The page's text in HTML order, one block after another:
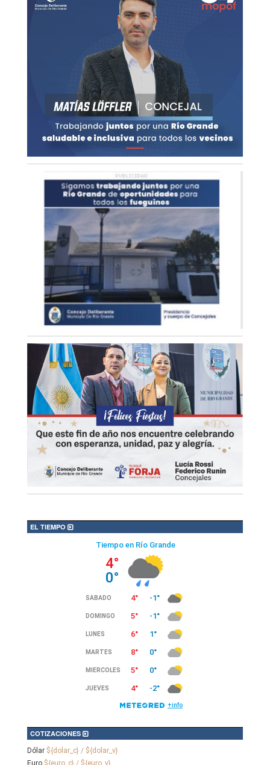
EL TIEMPO
COTIZACIONES
Dólar ${dolar_c} / ${dolar_v}